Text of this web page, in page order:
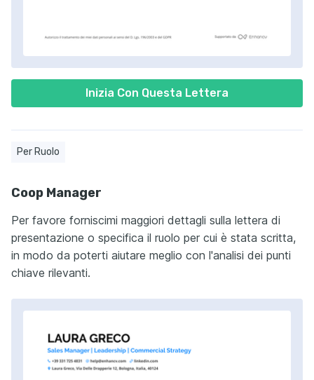
Inizia Con Questa Lettera
Per Ruolo
Coop Manager
Per favore forniscimi maggiori dettagli sulla lettera di
presentazione o specifica il ruolo per cui è stata scritta,
in modo da poterti aiutare meglio con l'analisi dei punti
chiave rilevanti.